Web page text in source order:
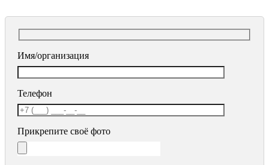
Имя/организация
Телефон
Прикрепите своё фото